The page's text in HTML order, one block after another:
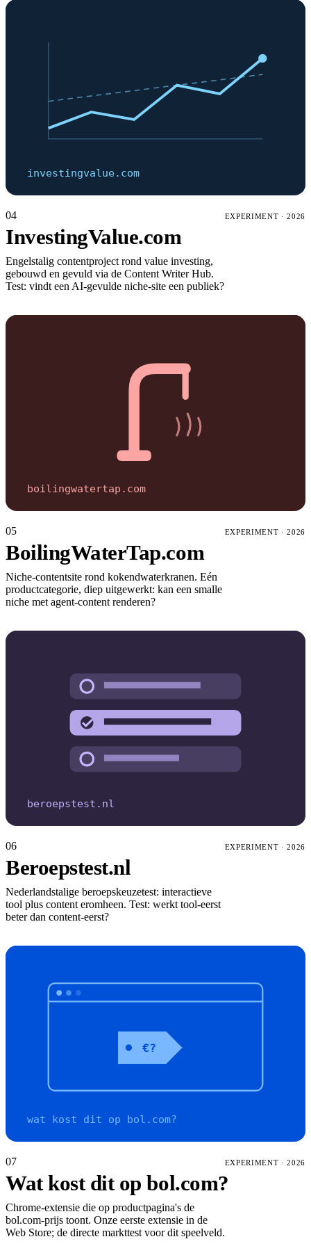
investingvalue.com
04 EXPERIMENT ·2026
InvestingValue.com
Engelstalig contentproject rond value investing,
gebouwd en gevuld via de Content Writer Hub.
Test: vindt een AI-gevulde niche-site een publiek?
boilingwatertap.com
05 EXPERIMENT ·2026
BoilingWaterTap.com
Niche-contentsite rond kokendwaterkranen. Eén
productcategorie, diep uitgewerkt: kan een smalle
niche met agent-content renderen?
beroepstest.nl
06 EXPERIMENT ·2026
Beroepstest.nl
Nederlandstalige beroepskeuzetest: interactieve
tool plus content eromheen. Test: werkt tool-eerst
beter dan content-eerst?
€?
wat kost dit op bol.com?
07 EXPERIMENT ·2026
Wat kost dit op bol.com?
Chrome-extensie die op productpagina's de
bol.com-prijs toont. Onze eerste extensie in de
Web Store; de directe markttest voor dit speelveld.